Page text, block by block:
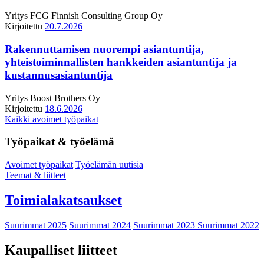
Yritys FCG Finnish Consulting Group Oy
Kirjoitettu 20.7.2026
Rakennuttamisen nuorempi asiantuntija,
yhteistoiminnallisten hankkeiden asiantuntija ja
kustannusasiantuntija
Yritys Boost Brothers Oy
Kirjoitettu 18.6.2026
Kaikki avoimet työpaikat
Työpaikat & työelämä
Avoimet työpaikat Työelämän uutisia
Teemat & liitteet
Toimialakatsaukset
Suurimmat 2025 Suurimmat 2024 Suurimmat 2023 Suurimmat 2022
Kaupalliset liitteet